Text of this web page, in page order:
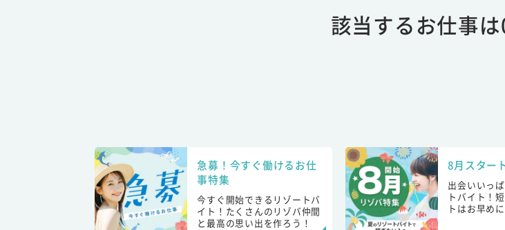
該当するお仕事
急募！今すぐ働けるお仕
事特集
今すぐ開始できるリゾートバ
イト！たくさんのリゾバ仲間
と最高の思い出を作ろう！
8月スター
出会いいっ
トバイト！
トはお早めに